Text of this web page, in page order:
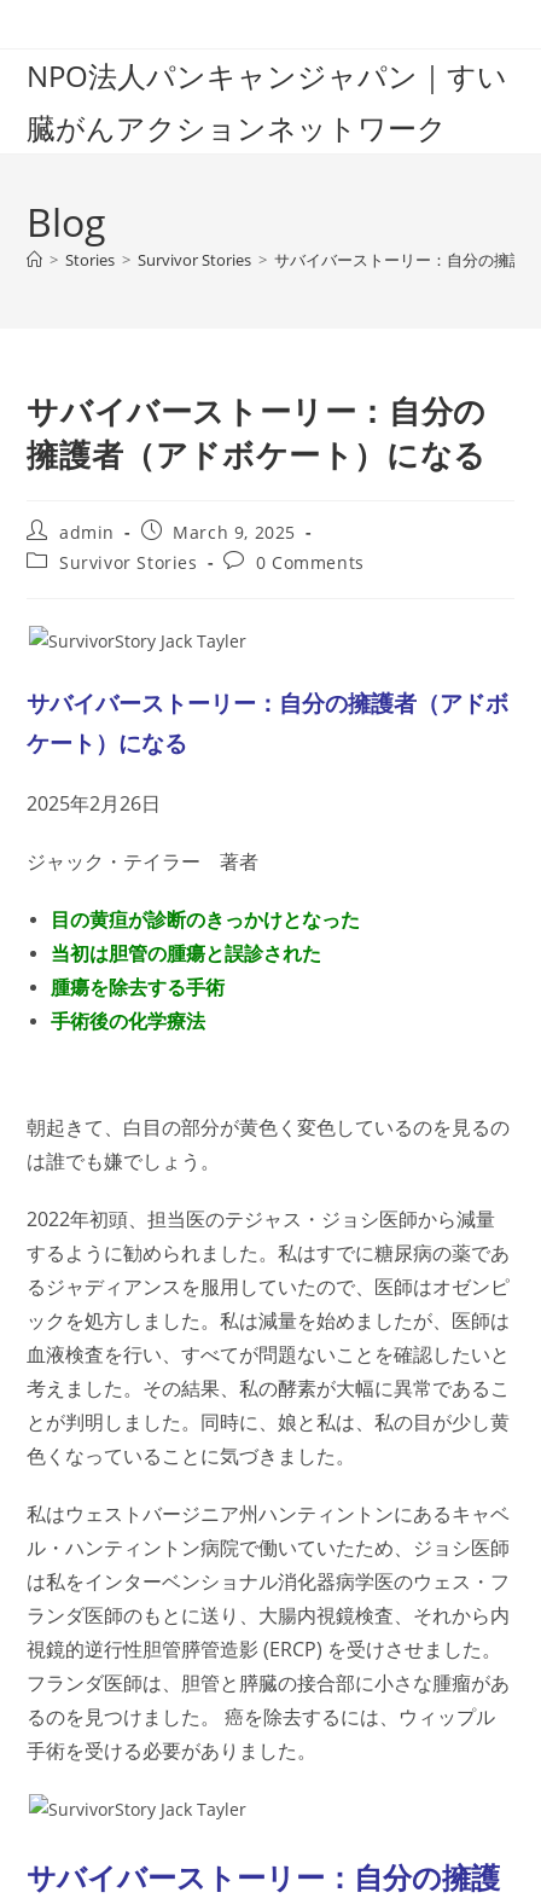
contentNPO法人パンキャンジャパン｜すい
臓がんアクションネットワーク
Blog
> Stories > Survivor Stories > サバイバーストーリー：自分の擁護
サバイバーストーリー：自分の
擁護者（アドボケート）になる
Post
author:
admin
Post
published:
March 9, 2025
PostSurvivor Stories
Post0 Comments
サバイバーストーリー：自分の擁護者（アドボ
ケート）になる
2025年2月26日
ジャック・テイラー 著者
目の黄疸が診断のきっかけとなった
当初は胆管の腫瘍と誤診された
腫瘍を除去する手術
手術後の化学療法
朝起きて、白目の部分が黄色く変色しているのを見るの
は誰でも嫌でしょう。
2022年初頭、担当医のテジャス・ジョシ医師から減量
するように勧められました。私はすでに糖尿病の薬であ
るジャディアンスを服用していたので、医師はオゼンピ
ックを処方しました。私は減量を始めましたが、医師は
血液検査を行い、すべてが問題ないことを確認したいと
考えました。その結果、私の酵素が大幅に異常であるこ
とが判明しました。同時に、娘と私は、私の目が少し黄
色くなっていることに気づきました。
私はウェストバージニア州ハンティントンにあるキャベ
ル・ハンティントン病院で働いていたため、ジョシ医師
は私をインターベンショナル消化器病学医のウェス・フ
ランダ医師のもとに送り、大腸内視鏡検査、それから内
視鏡的逆行性胆管膵管造影 (ERCP) を受けさせました。
フランダ医師は、胆管と膵臓の接合部に小さな腫瘤があ
るのを見つけました。 癌を除去するには、ウィップル
手術を受ける必要がありました。
サバイバーストーリー：自分の擁護